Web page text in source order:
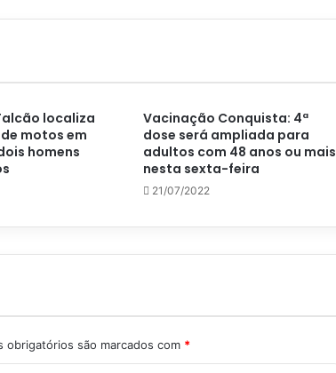
localiza
motos em
homens
Vacinação Conquista: 4ª
dose será ampliada para
adultos com 48 anos ou mais
nesta sexta-feira
21/07/2022
obrigatórios são marcados com *